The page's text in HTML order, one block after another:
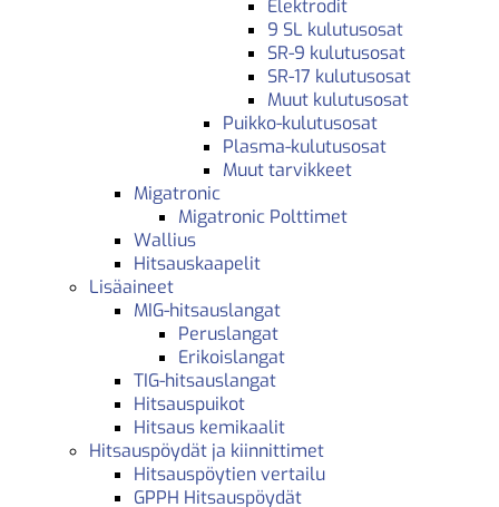
Elektrodit
9 SL kulutusosat
SR-9 kulutusosat
SR-17 kulutusosat
Muut kulutusosat
Puikko-kulutusosat
Plasma-kulutusosat
Muut tarvikkeet
Migatronic
Migatronic Polttimet
Wallius
Hitsauskaapelit
Lisäaineet
MIG-hitsauslangat
Peruslangat
Erikoislangat
TIG-hitsauslangat
Hitsauspuikot
Hitsaus kemikaalit
Hitsauspöydät ja kiinnittimet
Hitsauspöytien vertailu
GPPH Hitsauspöydät